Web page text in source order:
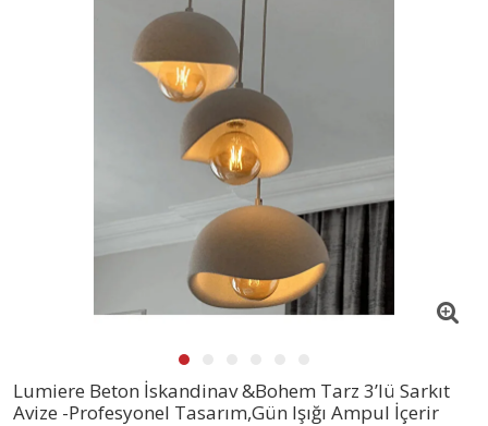
Lumiere Beton İskandinav &Bohem Tarz 3’lü Sarkıt
Avize -Profesyonel Tasarım,Gün Işığı Ampul İçerir